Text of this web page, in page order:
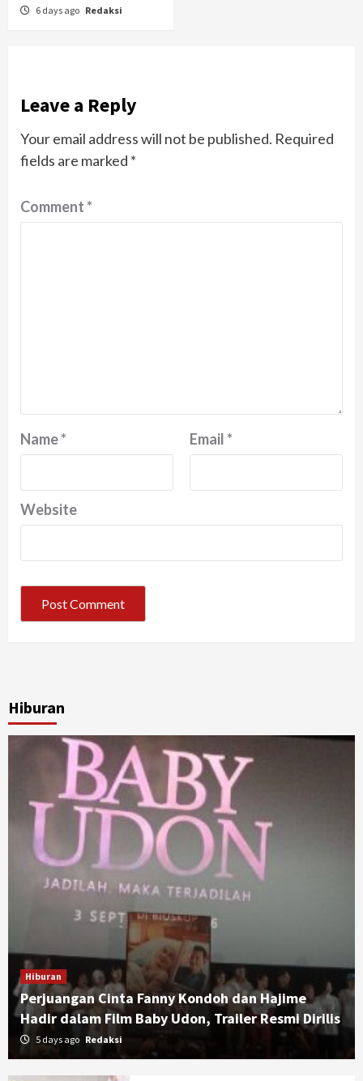
6 days ago Redaksi
Leave a Reply
Your email address will not be published. Required
fields are marked *
Comment*
Name* Email*
Website
Hiburan
Hiburan
Perjuangan Cinta Fanny Kondoh dan Hajime
Hadir dalam Film Baby Udon, Trailer Resmi Dirilis
5 days ago Redaksi